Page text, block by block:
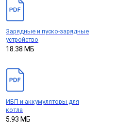
Зарядные и пуско-зарядные
устройство
18.38 МБ
ИБП и аккумуляторы для
котла
5.93 МБ